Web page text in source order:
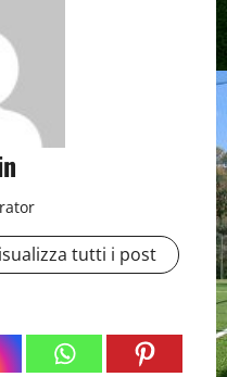
tutti i post